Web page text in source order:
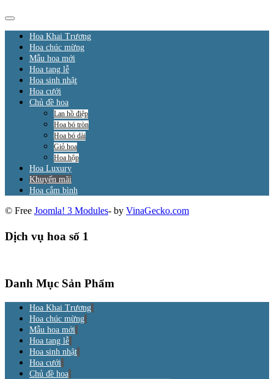
Hoa Khai Trương
Hoa chúc mừng
Mẫu hoa mới
Hoa tang lễ
Hoa sinh nhật
Hoa cưới
Chủ đề hoa
Lan hồ điệp
Hoa bó tròn
Hoa bó dài
Giỏ hoa
Hoa hộp
Hoa Luxury
Khuyến mãi
Hoa cắm bình
© Free Joomla! 3 Modules- by VinaGecko.com
Dịch vụ hoa số 1
Danh Mục Sản Phẩm
Hoa Khai Trương
Hoa chúc mừng
Mẫu hoa mới
Hoa tang lễ
Hoa sinh nhật
Hoa cưới
Chủ đề hoa